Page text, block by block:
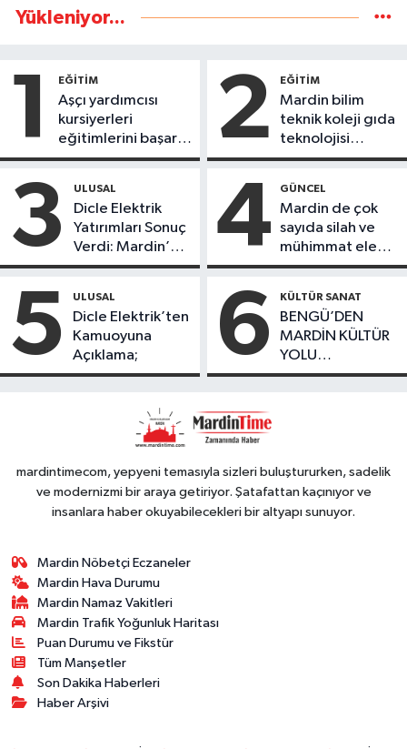
Yükleniyor...
1 EĞİTİM
Aşçı yardımcısı
kursiyerleri
eğitimlerini başarı
ile tamamladı
2 EĞİTİM
Mardin bilim
teknik koleji gıda
teknolojisi
öğrencileri
ürünlerini satarak
köydeki
çoçuklara kitap
desteğinde
bulundu
3 ULUSAL
Dicle Elektrik
Yatırımları Sonuç
Verdi: Mardin’de
Kayıp Kaçak
Düşüş
4 GÜNCEL
Mardin de çok
sayıda silah ve
mühimmat ele
geçirildi
5 ULUSAL
Dicle Elektrik’ten
Kamuoyuna
Açıklama;
6 KÜLTÜR SANAT
BENGÜ’DEN
MARDİN KÜLTÜR
YOLU
FESTIVALİ’NDE
mardintimecom, yepyeni temasıyla sizleri buluştururken, sadelik
ve modernizmi bir araya getiriyor. Şatafattan kaçınıyor ve
insanlara haber okuyabilecekleri bir altyapı sunuyor.
Mardin Nöbetçi Eczaneler
Mardin Hava Durumu
Mardin Namaz Vakitleri
Mardin Trafik Yoğunluk Haritası
Puan Durumu ve Fikstür
Tüm Manşetler
Son Dakika Haberleri
Haber Arşivi